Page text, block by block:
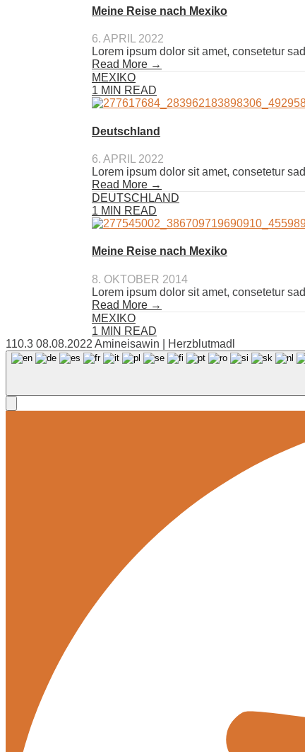
Meine Reise nach Mexiko
6. APRIL 2022
Lorem ipsum dolor sit amet, consetetur
Read More →
MEXIKO
1 MIN READ
Deutschland
6. APRIL 2022
Lorem ipsum dolor sit amet, consetetur
Read More →
DEUTSCHLAND
1 MIN READ
Meine Reise nach Mexiko
8. OKTOBER 2014
Lorem ipsum dolor sit amet, consetetur
Read More →
MEXIKO
1 MIN READ
110.3 08.08.2022 Amineisawin | Herzblutmadl